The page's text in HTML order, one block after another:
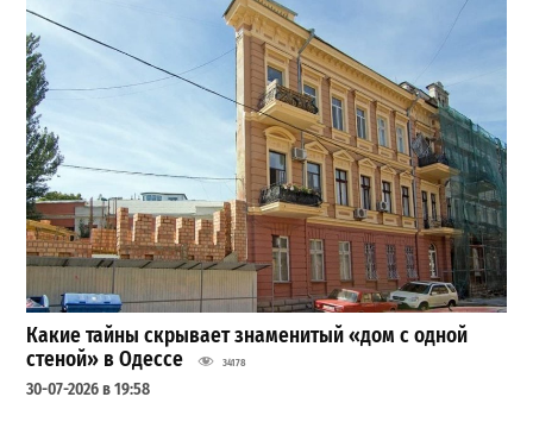
Какие тайны скрывает знаменитый «дом с одной
стеной» в Одессе
34178
30-07-2026 в 19:58